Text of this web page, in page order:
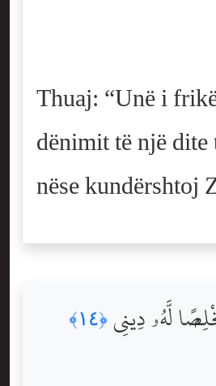
Thuaj: “Unë i
dënimit të një dite
nëse kundërshtoj
لَّهُۥ دِينِى ﴿١٤﴾